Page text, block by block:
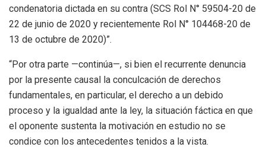
condenatoria dictada en su contra (SCS Rol N° 59504-20 de
22 de junio de 2020 y recientemente Rol N° 104468-20 de
13 de octubre de 2020)”.
“Por otra parte —continúa—, si bien el recurrente denuncia
por la presente causal la conculcación de derechos
fundamentales, en particular, el derecho a un debido
proceso y la igualdad ante la ley, la situación fáctica en que
el oponente sustenta la motivación en estudio no se
condice con los antecedentes tenidos a la vista.